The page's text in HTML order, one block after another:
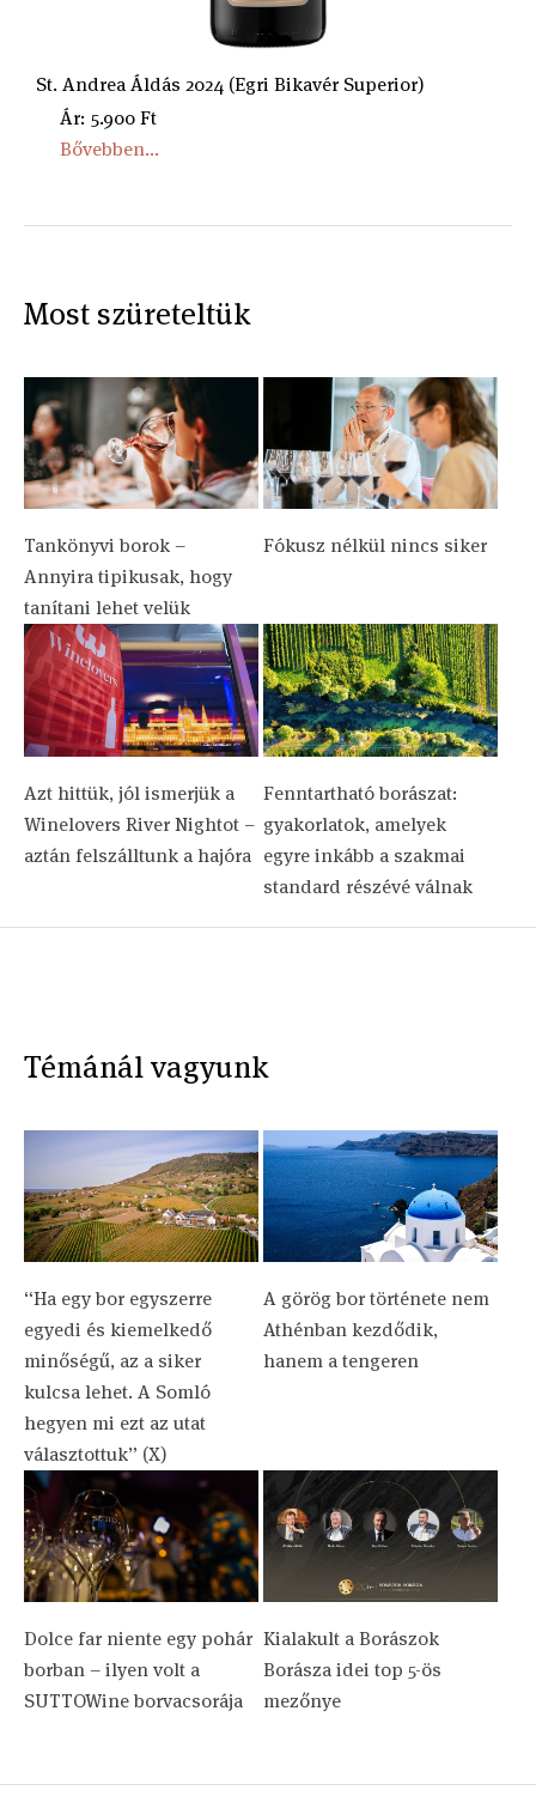
St. Andrea Áldás 2024 (Egri Bikavér Superior)
Ár: 5.900 Ft
Bővebben...
Most szüreteltük
Tankönyvi borok –
Annyira tipikusak, hogy
tanítani lehet velük
Fókusz nélkül nincs siker
Azt hittük, jól ismerjük a
Winelovers River Nightot –
aztán felszálltunk a hajóra
Fenntartható borászat:
gyakorlatok, amelyek
egyre inkább a szakmai
standard részévé válnak
Témánál vagyunk
“Ha egy bor egyszerre
egyedi és kiemelkedő
minőségű, az a siker
kulcsa lehet. A Somló
hegyen mi ezt az utat
választottuk” (X)
A görög bor története nem
Athénban kezdődik,
hanem a tengeren
Dolce far niente egy pohár
borban – ilyen volt a
SUTTOWine borvacsorája
Kialakult a Borászok
Borásza idei top 5-ös
mezőnye